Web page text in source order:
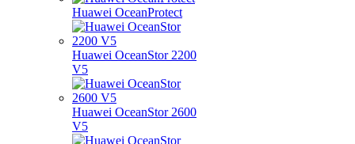
Huawei OceanProtect
Huawei OceanStor 2200
V5
Huawei OceanStor 2600
V5